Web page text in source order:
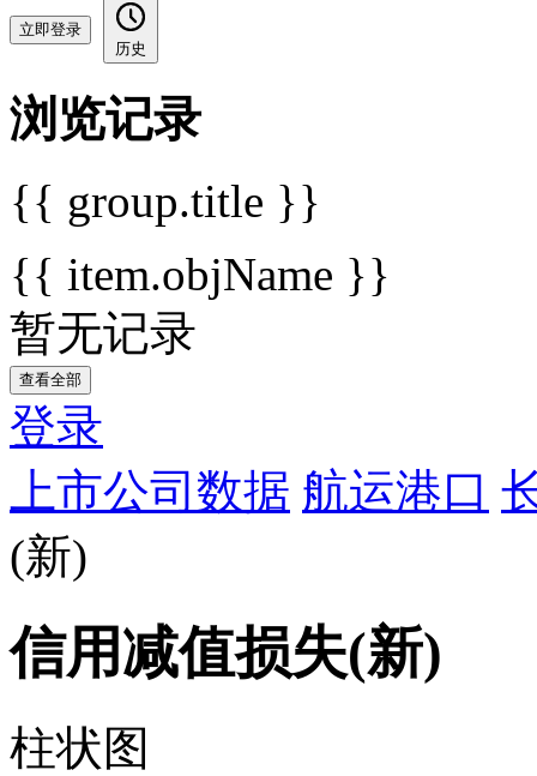
立即登录
历史
浏览记录
{{ group.title }}
{{ item.objName }}
暂无记录
查看全部
登录
上市公司数据 航运港口
(新)
信用减值损失(新)
柱状图